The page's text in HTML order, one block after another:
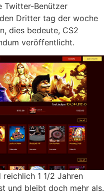
Twitter-Benützer
Dritter tag der woche
dies bedeute, CS2
veröffentlicht.
1 1/2 Jahren
und bleibt doch mehr als.